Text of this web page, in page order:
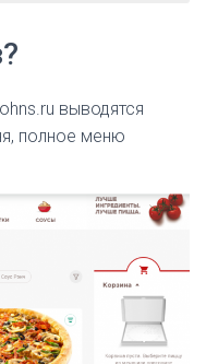
—
выводятся
полное меню